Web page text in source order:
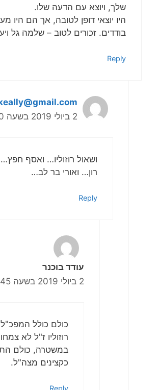
שלך, ויוצא עם הדעה שלו.
היו יוצאי דופן לטובה, אך הם היו
בודדים. זכורים לטוב – שלמה גל
Reply
2 ביולי 2019 בשעה 13:50
ושאול רוזוליו… ואסף חפץ…
רון… ואורי בר לב…
Reply
עודד בוכנר
2 ביולי 2019 בשעה 14:45
כולם כולל
רוזוליו ז"ל לא צמחו
במשטרה, כולם
כקצינים מצה"ל.
Reply